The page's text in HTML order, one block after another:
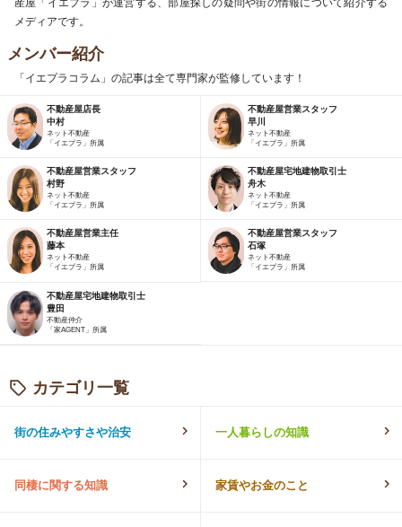
産屋「イエプラ」が運営する、部屋探しの疑問や街の情報について紹介する
メディアです。
メンバー紹介
「イエプラコラム」の記事は全て専門家が監修しています！
不動産屋店長
中村
ネット不動産
「イエプラ」所属
不動産屋営業スタッフ
早川
ネット不動産
「イエプラ」所属
不動産屋営業スタッフ
村野
ネット不動産
「イエプラ」所属
不動産屋宅地建物取引士
舟木
ネット不動産
「イエプラ」所属
不動産屋営業主任
藤本
ネット不動産
「イエプラ」所属
不動産屋営業スタッフ
石塚
ネット不動産
「イエプラ」所属
不動産屋宅地建物取引士
豊田
不動産仲介
「家AGENT」所属
カテゴリ一覧
街の住みやすさや治安 一人暮らしの知識
同棲に関する知識 家賃やお金のこと